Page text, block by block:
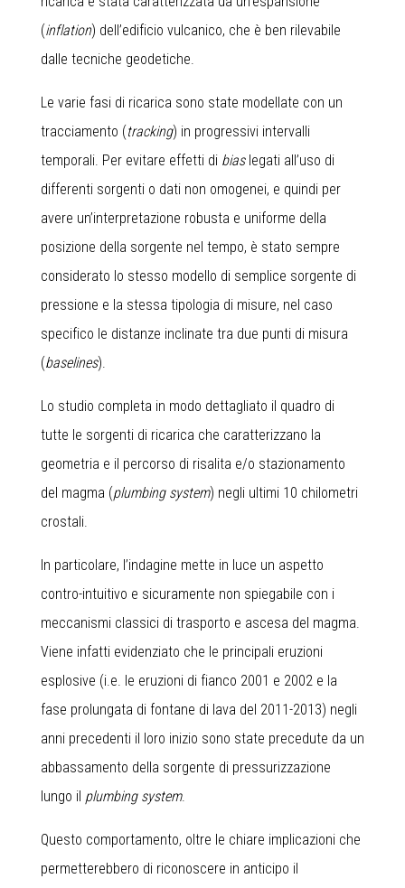
(inflation) dell’edificio vulcanico, che è ben rilevabile
dalle tecniche geodetiche.
Le varie fasi di ricarica sono state modellate con un
tracciamento (tracking) in progressivi intervalli
temporali. Per evitare effetti di biaslegati all’uso di
differenti sorgenti o dati non omogenei, e quindi per
avere un’interpretazione robusta e uniforme della
posizione della sorgente nel tempo, è stato sempre
considerato lo stesso modello di semplice sorgente di
pressione e la stessa tipologia di misure, nel caso
specifico le distanze inclinate tra due punti di misura
(baselines).
Lo studio completa in modo dettagliato il quadro di
tutte le sorgenti di ricarica che caratterizzano la
geometria e il percorso di risalita e/o stazionamento
del magma (plumbing system) negli ultimi 10 chilometri
crostali.
In particolare, l’indagine mette in luce un aspetto
contro-intuitivo e sicuramente non spiegabile con i
meccanismi classici di trasporto e ascesa del magma.
Viene infatti evidenziato che le principali eruzioni
esplosive (i.e. le eruzioni di fianco 2001 e 2002 e la
fase prolungata di fontane di lava del 2011-2013) negli
anni precedenti il loro inizio sono state precedute da un
abbassamento della sorgente di pressurizzazione
lungo il plumbing system.
Questo comportamento, oltre le chiare implicazioni che
permetterebbero di riconoscere in anticipo il